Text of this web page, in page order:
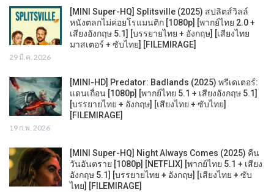
[MINI Super-HQ] Splitsville (2025) สปลิตส์วิลล์
หนังตลกไม่ค่อยโรแมนติก [1080p] [พากย์ไทย 2.0 +
เสียงอังกฤษ 5.1] [บรรยายไทย + อังกฤษ] [เสียงไทย
มาสเตอร์ + ซับไทย] [FILEMIRAGE]
29 มี.ค. 2026
[MINI-HD] Predator: Badlands (2025) พรีเดเตอร์:
แดนเถื่อน [1080p] [พากย์ไทย 5.1 + เสียงอังกฤษ 5.1]
[บรรยายไทย + อังกฤษ] [เสียงไทย + ซับไทย]
[FILEMIRAGE]
19 ก.พ. 2026
[MINI Super-HQ] Night Always Comes (2025) คืน
วันอันตราย [1080p] [NETFLIX] [พากย์ไทย 5.1 + เสียง
อังกฤษ 5.1] [บรรยายไทย + อังกฤษ] [เสียงไทย + ซับ
ไทย] [FILEMIRAGE]